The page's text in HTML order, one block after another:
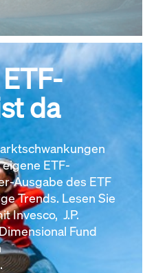
Events
da
ETF-
Ausgabe des ETF
Trends. Lesen Sie
Invesco, J.P.
Fund